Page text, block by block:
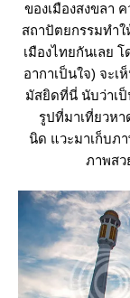
ของเมืองสงขลา
สถาปัตยกรรมทำ
เมืองไทยกันเล ด
อากาเป็นใจ) จะ
มัสยิดที่นี่ นับว่าเ
รูปที่มาเที่ยวหา
นิด วะมาเก็บภา
ภาพส